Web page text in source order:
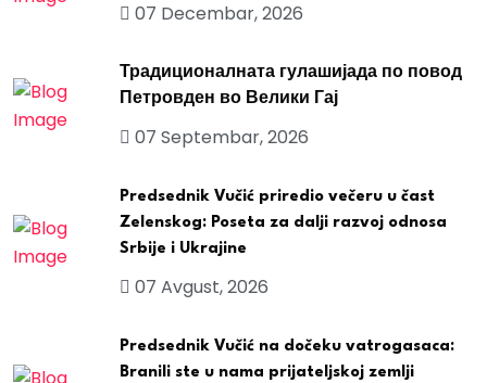
07 Decembar, 2026
Традиционалната гулашијада по повод
Петровден во Велики Гај
07 Septembar, 2026
Predsednik Vučić priredio večeru u čast
Zelenskog: Poseta za dalji razvoj odnosa
Srbije i Ukrajine
07 Avgust, 2026
Predsednik Vučić na dočeku vatrogasaca:
Branili ste u nama prijateljskoj zemlji